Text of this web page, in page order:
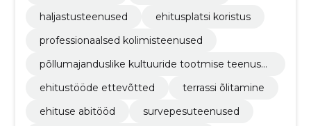
haljastusteenused
ehitusplatsi koristus
professionaalsed kolimisteenused
põllumajanduslike kultuuride tootmise teenuse
ehitustööde ettevõtted
terrassi õlitamine
ehituse abitööd
survepesuteenused